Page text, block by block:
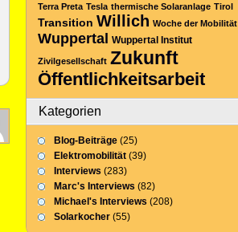
Terra Preta Tesla thermische Solaranlage Tirol
Transition Willich Woche der Mobilität
Wuppertal Wuppertal Institut
Zivilgesellschaft Zukunft
Öffentlichkeitsarbeit
Kategorien
Blog-Beiträge (25)
Elektromobilität (39)
Interviews (283)
Marc's Interviews (82)
Michael's Interviews (208)
Solarkocher (55)